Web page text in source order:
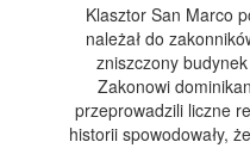
Klasztor San Marco
należał do
zniszczony
Zakonowi
przeprowadzili liczne
historii spowodowały,